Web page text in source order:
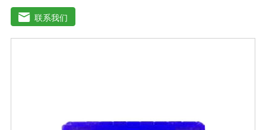
并且能产生抗生素，系统防伪酶等多种物质，间接达到促
进植物生长。【产品功能】 1、本产品利用微生物自身的
寄生作用，并释放出对线虫、细菌、真菌等具有杀灭作用
联系我们